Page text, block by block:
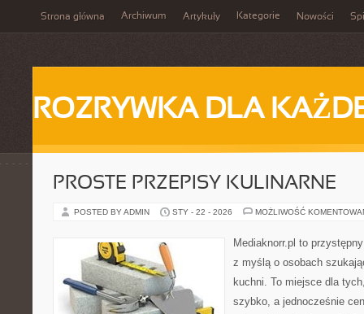
Strona główna Archiwum Artykuły Kategorie Nowości
ROZRYWKA DLA
PROSTE PRZEPISY KULINARNE
POSTED BY ADMIN STY - 22 - 2026 MOŻLIWOŚĆ
Mediaknorr.pl to
z myślą o osobach
kuchni. To miejsce dla
szybko, a jednocześnie